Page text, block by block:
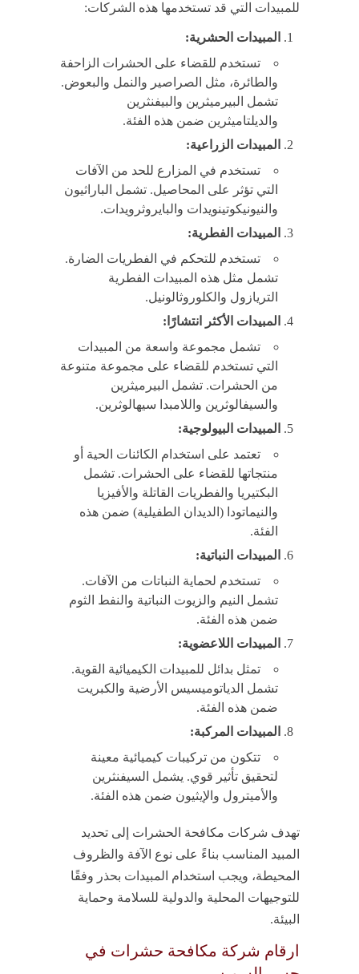
للمبيدات التي قد تستخدمها هذه الشركات:
المبيدات الحشرية:
تستخدم للقضاء على الحشرات الزاحفة
والطائرة، مثل الصراصير والنمل والبعوض.
تشمل البيرميثرين والبيفنثرين
والديلتاميثرين ضمن هذه الفئة.
المبيدات الزراعية:
تستخدم في المزارع للحد من الآفات
التي تؤثر على المحاصيل. تشمل الباراثيون
والنيونيكوتينويدات والبايروثرويدات.
المبيدات الفطرية:
تستخدم للتحكم في الفطريات الضارة.
تشمل مثل هذه المبيدات الفطرية
التريازول والكلوروثالونيل.
المبيدات الأكثر انتشارًا:
تشمل مجموعة واسعة من المبيدات
التي تستخدم للقضاء على مجموعة متنوعة
من الحشرات. تشمل البيرميثرين
والسيفالوثرين واللامبدا سيهالوثرين.
المبيدات البيولوجية:
تعتمد على استخدام الكائنات الحية أو
منتجاتها للقضاء على الحشرات. تشمل
البكتيريا والفطريات القاتلة والأفيزيا
والنيماتودا (الديدان الطفيلية) ضمن هذه
الفئة.
المبيدات النباتية:
تستخدم لحماية النباتات من الآفات.
تشمل النيم والزيوت النباتية والنفط الثوم
ضمن هذه الفئة.
المبيدات اللاعضوية:
تمثل بدائل للمبيدات الكيميائية القوية.
تشمل الدياتوميسيس الأرضية والكبريت
ضمن هذه الفئة.
المبيدات المركبة:
تتكون من تركيبات كيميائية معينة
لتحقيق تأثير قوي. يشمل السيفنثرين
والأميترول والإيثيون ضمن هذه الفئة.
تهدف شركات مكافحة الحشرات إلى تحديد
المبيد المناسب بناءً على نوع الآفة والظروف
المحيطة، ويجب استخدام المبيدات بحذر وفقًا
للتوجيهات المحلية والدولية للسلامة وحماية
البيئة.
ارقام شركة مكافحة حشرات في